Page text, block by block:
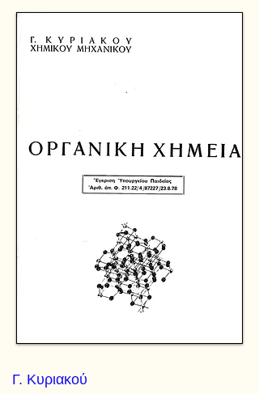
Γ. Κυριακού